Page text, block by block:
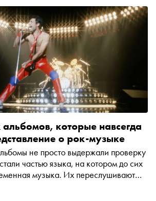
которые навсегда
о рок-музыке
не просто выдержали проверку
частью языка, на котором до сих
музыка. Их переслушивают
жанр: от студийных